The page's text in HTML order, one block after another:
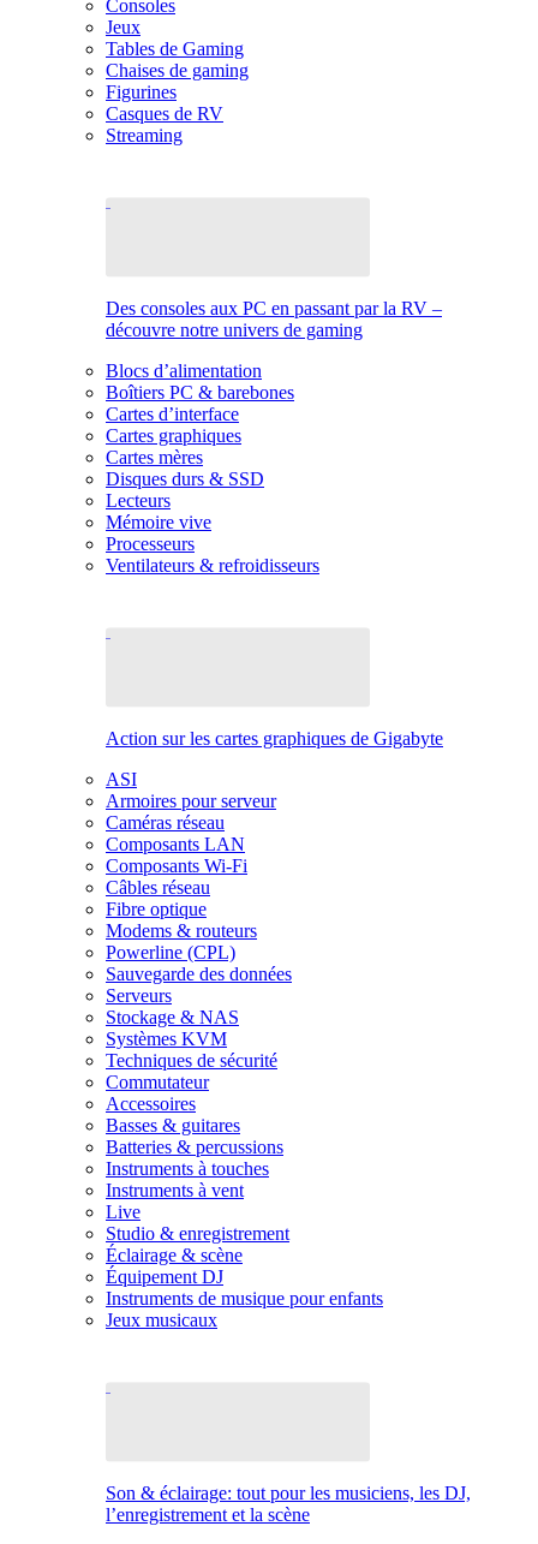
Consoles
Jeux
Tables de Gaming
Chaises de gaming
Figurines
Casques de RV
Streaming
Des consoles aux PC en passant par la RV –
découvre notre univers de gaming
Blocs d’alimentation
Boîtiers PC & barebones
Cartes d’interface
Cartes graphiques
Cartes mères
Disques durs & SSD
Lecteurs
Mémoire vive
Processeurs
Ventilateurs & refroidisseurs
Action sur les cartes graphiques de Gigabyte
ASI
Armoires pour serveur
Caméras réseau
Composants LAN
Composants Wi-Fi
Câbles réseau
Fibre optique
Modems & routeurs
Powerline (CPL)
Sauvegarde des données
Serveurs
Stockage & NAS
Systèmes KVM
Techniques de sécurité
Commutateur
Accessoires
Basses & guitares
Batteries & percussions
Instruments à touches
Instruments à vent
Live
Studio & enregistrement
Éclairage & scène
Équipement DJ
Instruments de musique pour enfants
Jeux musicaux
Son & éclairage: tout pour les musiciens, les DJ,
l’enregistrement et la scène